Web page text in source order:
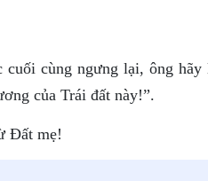
cuối cùng ngưng lại, ông
của Trái đất này!”.
Đất mẹ!